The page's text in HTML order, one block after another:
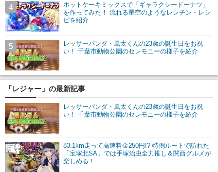
ホットケーキミックスで「ギャラクシードーナツ」
を作ってみた！ 流れる星空のようなレンチン・レシ
ピを紹介
4
レッサーパンダ・風太くんの23歳の誕生日をお祝
い！ 千葉市動物公園のセレモニーの様子を紹介
5
「レジャー」の最新記事
レッサーパンダ・風太くんの23歳の誕生日をお祝
い！ 千葉市動物公園のセレモニーの様子を紹介
83.1km走って高速料金250円!? 特例ルートで訪れた
「宝塚北SA」では手塚治虫全力推し＆関西グルメが
楽しめる！